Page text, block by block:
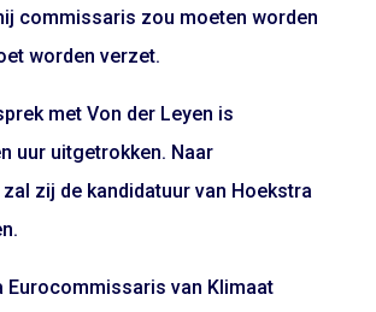
commissaris zou moeten worden
worden verzet.
met Von der Leyen is
uur uitgetrokken. Naar
zij de kandidatuur van Hoekstra
Eurocommissaris van Klimaat